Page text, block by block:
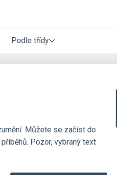
Podle třídy
Můžete se začíst do
Pozor, vybraný text